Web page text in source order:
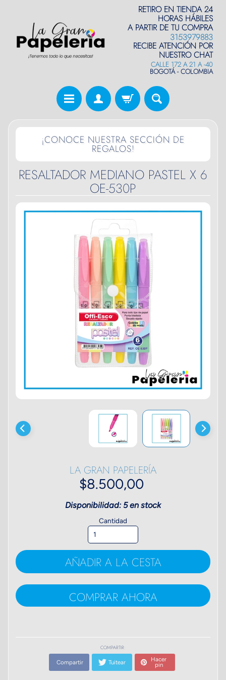
RETIRO EN TIENDA 24
HORAS HÁBILES
A PARTIR DE TU COMPRA
3153979883
RECIBE ATENCIÓN POR
NUESTRO CHAT
CALLE 172 A 21 A -40
BOGOTÁ - COLOMBIA
¡CONOCE NUESTRA SECCIÓN DE
REGALOS!
RESALTADOR MEDIANO PASTEL X 6
OE-530P
LA GRAN PAPELERÍA
$8.500,00
Disponibilidad: 5 en stock
Cantidad
AÑADIR A LA CESTA
COMPRAR AHORA
COMPARTIR:
Compartir Tuitear Hacer
pin